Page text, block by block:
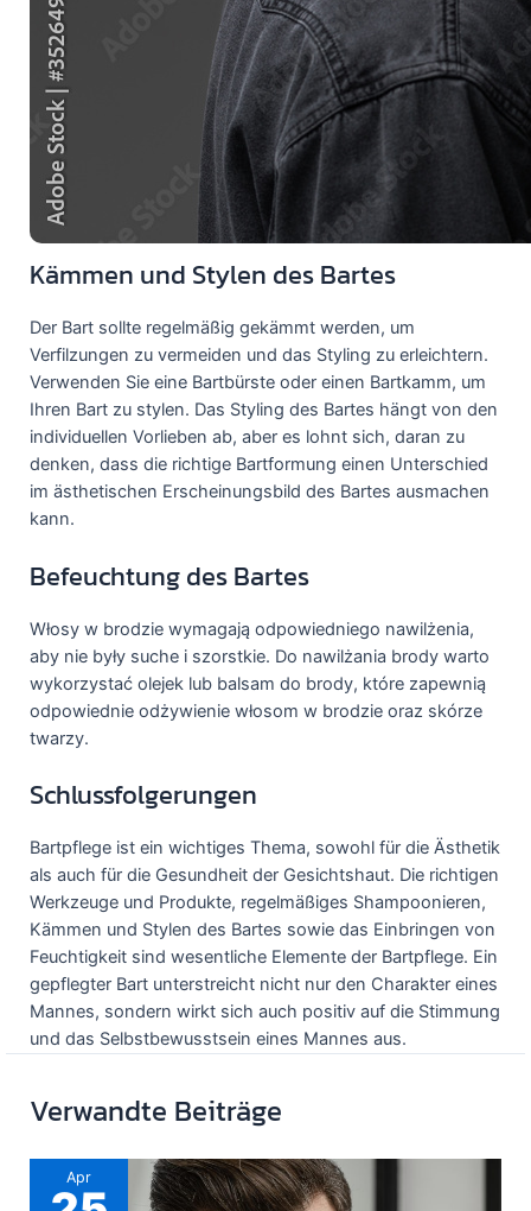
Kämmen und Stylen des Bartes
Der Bart sollte regelmäßig gekämmt werden, um
Verfilzungen zu vermeiden und das Styling zu erleichtern.
Verwenden Sie eine Bartbürste oder einen Bartkamm, um
Ihren Bart zu stylen. Das Styling des Bartes hängt von den
individuellen Vorlieben ab, aber es lohnt sich, daran zu
denken, dass die richtige Bartformung einen Unterschied
im ästhetischen Erscheinungsbild des Bartes ausmachen
kann.
Befeuchtung des Bartes
Włosy w brodzie wymagają odpowiedniego nawilżenia,
aby nie były suche i szorstkie. Do nawilżania brody warto
wykorzystać olejek lub balsam do brody, które zapewnią
odpowiednie odżywienie włosom w brodzie oraz skórze
twarzy.
Schlussfolgerungen
Bartpflege ist ein wichtiges Thema, sowohl für die Ästhetik
als auch für die Gesundheit der Gesichtshaut. Die richtigen
Werkzeuge und Produkte, regelmäßiges Shampoonieren,
Kämmen und Stylen des Bartes sowie das Einbringen von
Feuchtigkeit sind wesentliche Elemente der Bartpflege. Ein
gepflegter Bart unterstreicht nicht nur den Charakter eines
Mannes, sondern wirkt sich auch positiv auf die Stimmung
und das Selbstbewusstsein eines Mannes aus.
Verwandte Beiträge
Apr